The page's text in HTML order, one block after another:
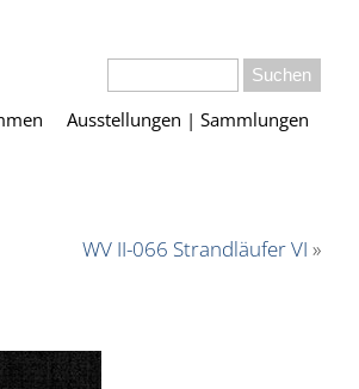
Ausstellungen | Sammlungen
WV II-066 Strandläufer VI »